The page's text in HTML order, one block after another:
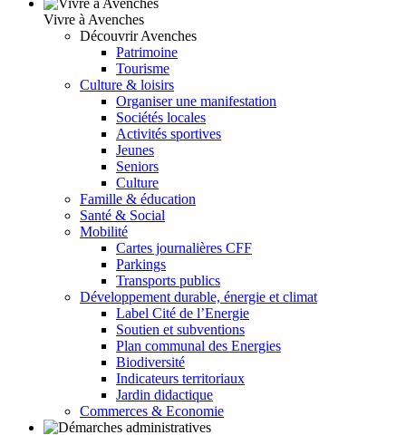
Vivre à Avenches
Découvrir Avenches
Patrimoine
Tourisme
Culture & loisirs
Organiser une manifestation
Sociétés locales
Activités sportives
Jeunes
Seniors
Culture
Famille & éducation
Santé & Social
Mobilité
Cartes journalières CFF
Parkings
Transports publics
Développement durable, énergie et climat
Label Cité de l’Energie
Soutien et subventions
Plan communal des Energies
Biodiversité
Indicateurs territoriaux
Jardin didactique
Commerces & Economie